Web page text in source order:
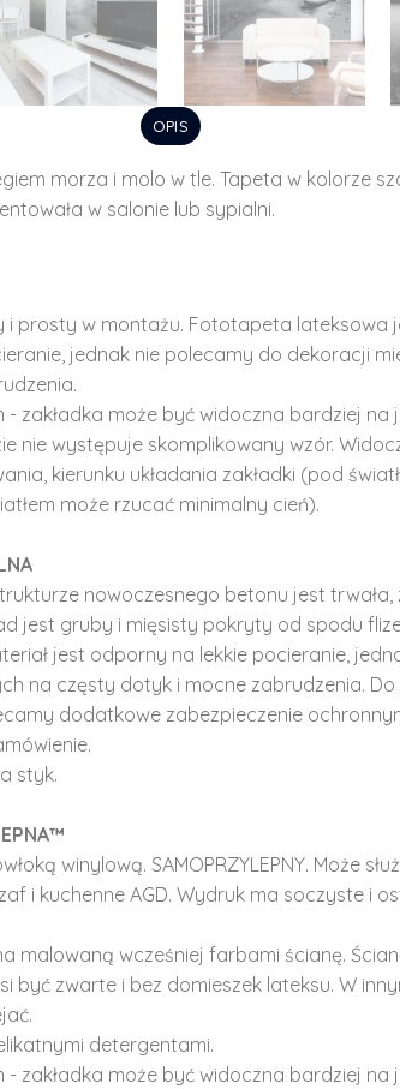
OPIS
morza i molo w tle. Tapeta w kolorze
w salonie lub sypialni.
i prosty w montażu. Fototapeta lateksowa
jednak nie polecamy do dekoracji
- zakładka może być widoczna bardziej na
nie występuje skomplikowany wzór.
kierunku układania zakładki (pod
może rzucać minimalny cień).
nowoczesnego betonu jest trwała,
jest gruby i mięsisty pokryty od spodu
jest odporny na lekkie pocieranie,
na częsty dotyk i mocne zabrudzenia. Do
dodatkowe zabezpieczenie
styk.
winylową. SAMOPRZYLEPNY. Może
i kuchenne AGD. Wydruk ma soczyste i
malowaną wcześniej farbami ścianę.
być zwarte i bez domieszek lateksu. W
detergentami.
- zakładka może być widoczna bardziej na